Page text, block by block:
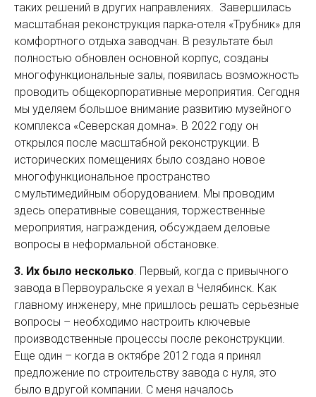
таких решений в других направлениях. Завершилась
масштабная реконструкция парка-отеля «Трубник» для
комфортного отдыха заводчан. В результате был
полностью обновлен основной корпус, созданы
многофункциональные залы, появилась возможность
проводить общекорпоративные мероприятия. Сегодня
мы уделяем большое внимание развитию музейного
комплекса «Северская домна». В 2022 году он
открылся после масштабной реконструкции. В
исторических помещениях было создано новое
многофункциональное пространство
с мультимедийным оборудованием. Мы проводим
здесь оперативные совещания, торжественные
мероприятия, награждения, обсуждаем деловые
вопросы в неформальной обстановке.
3. Их было несколько. Первый, когда с привычного
завода в Первоуральске я уехал в Челябинск. Как
главному инженеру, мне пришлось решать серьезные
вопросы – необходимо настроить ключевые
производственные процессы после реконструкции.
Еще один – когда в октябре 2012 года я принял
предложение по строи­тельству завода с нуля, это
было в другой компании. С меня началось